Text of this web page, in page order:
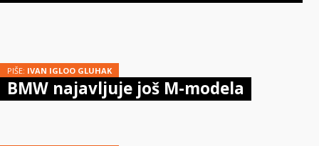
PIŠE: IVAN IGLOO GLUHAK
BMW najavljuje još M-modela